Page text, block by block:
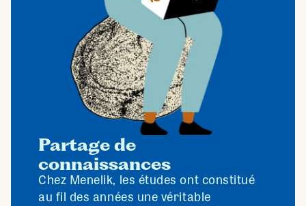
Partage de
connaissances
Chez Menelik, les études ont constitué
au fil des années une véritable